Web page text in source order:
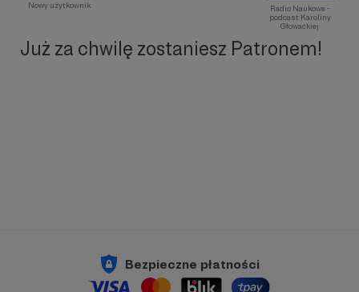
Nowy użytkownik
Radio Naukowe -
podcast Karoliny
Głowackiej
Już za chwilę zostaniesz Patronem!
Bezpieczne płatności